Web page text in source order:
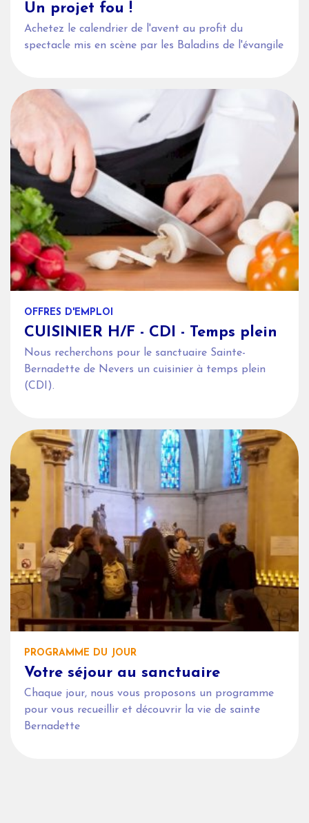
Un projet fou !
Achetez le calendrier de l'avent au profit du
spectacle mis en scène par les Baladins de l'évangile
OFFRES D'EMPLOI
CUISINIER H/F - CDI - Temps plein
Nous recherchons pour le sanctuaire Sainte-
Bernadette de Nevers un cuisinier à temps plein
(CDI).
PROGRAMME DU JOUR
Votre séjour au sanctuaire
Chaque jour, nous vous proposons un programme
pour vous recueillir et découvrir la vie de sainte
Bernadette